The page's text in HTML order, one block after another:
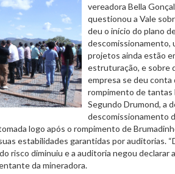
vereadora Bella
questionou a Vale
deu o início do plano
descomissionamento,
projetos ainda estão
estruturação, e sobre
empresa se deu conta
rompimento de tantas
Segundo Drumond, a
descomissionamento
logo após o rompimento de
estabilidades garantidas por auditorias.
risco diminuiu e a auditoria negou declarar
da mineradora.